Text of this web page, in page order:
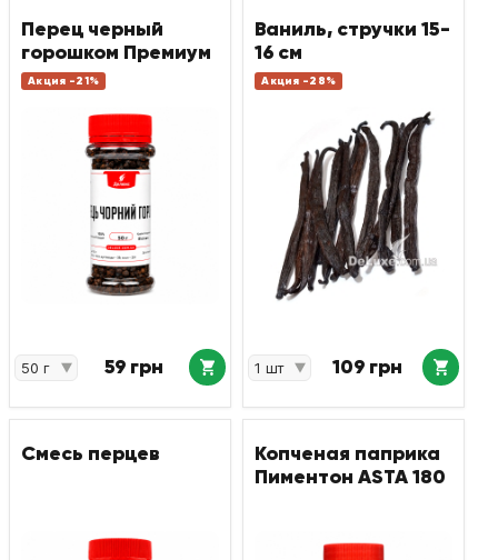
Перец черный
горошком Премиум
Акция -21%
59 грн
Ваниль, стручки 15-
16 см
Акция -28%
109 грн
Смесь перцев
Копченая паприка
Пиментон ASTA 180